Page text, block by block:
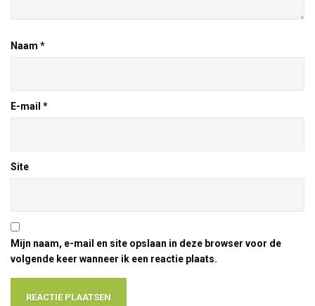
Naam *
E-mail *
Site
Mijn naam, e-mail en site opslaan in deze browser voor de
volgende keer wanneer ik een reactie plaats.